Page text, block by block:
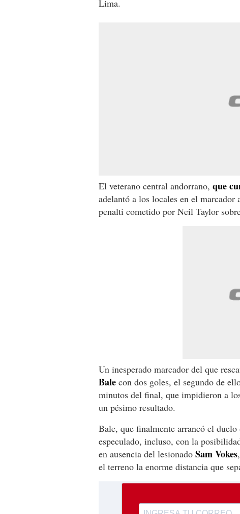
Lima.
El veterano central andorrano, que
adelantó a los locales en el
penalti cometido por Neil Taylor
Un inesperado marcador del que
Bale con dos goles, el segundo de
minutos del final, que impidieron a
un pésimo resultado.
Bale, que finalmente arrancó el duelo
especulado, incluso, con la
en ausencia del lesionado Sam Vokes
el terreno la enorme distancia que